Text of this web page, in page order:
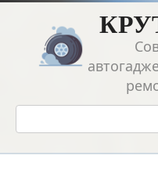
Перейти
контенту
Поиск: